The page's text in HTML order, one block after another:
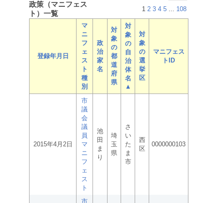
政策（マニフェス
ト）一覧
1 2 3 4 5 ... 108
登録年月日
マ
ニ
フ
ェ
ス
ト
種
別
政
治
家
名
対
象
の
都
道
府
県
対
象
の
自
治
体
名
▲
対
象
の
選
挙
区
マニフェス
トID
2015年4月2日
市
議
会
議
員
マ
ニ
フ
ェ
ス
ト
池
田
ま
り
埼
玉
県
さ
い
た
ま
市
西
区
0000000103
市